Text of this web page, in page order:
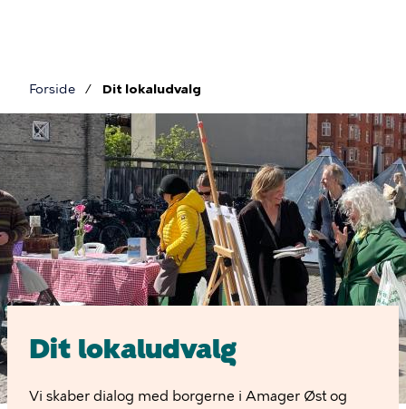
Brødkrumme
Forside Dit lokaludvalg
Dit
lokaludvalg
Dit lokaludvalg
Vi skaber dialog med borgerne i Amager Øst og